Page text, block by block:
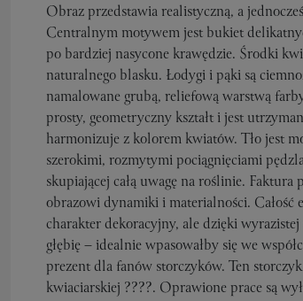
Obraz przedstawia realistyczną, a
Centralnym motywem jest bukiet
po bardziej nasycone krawędzie. Środki
naturalnego blasku. Łodygi i pąki są
namalowane grubą, reliefową warstwą
prosty, geometryczny kształt i jest
harmonizuje z kolorem kwiatów. Tło jest
szerokimi, rozmytymi pociągnięciami
skupiającej całą uwagę na roślinie.
obrazowi dynamiki i materialności. Całość
charakter dekoracyjny, ale dzięki
głębię – idealnie wpasowałby się we
prezent dla fanów storczyków. Ten
kwiaciarskiej ????. Oprawione prace są